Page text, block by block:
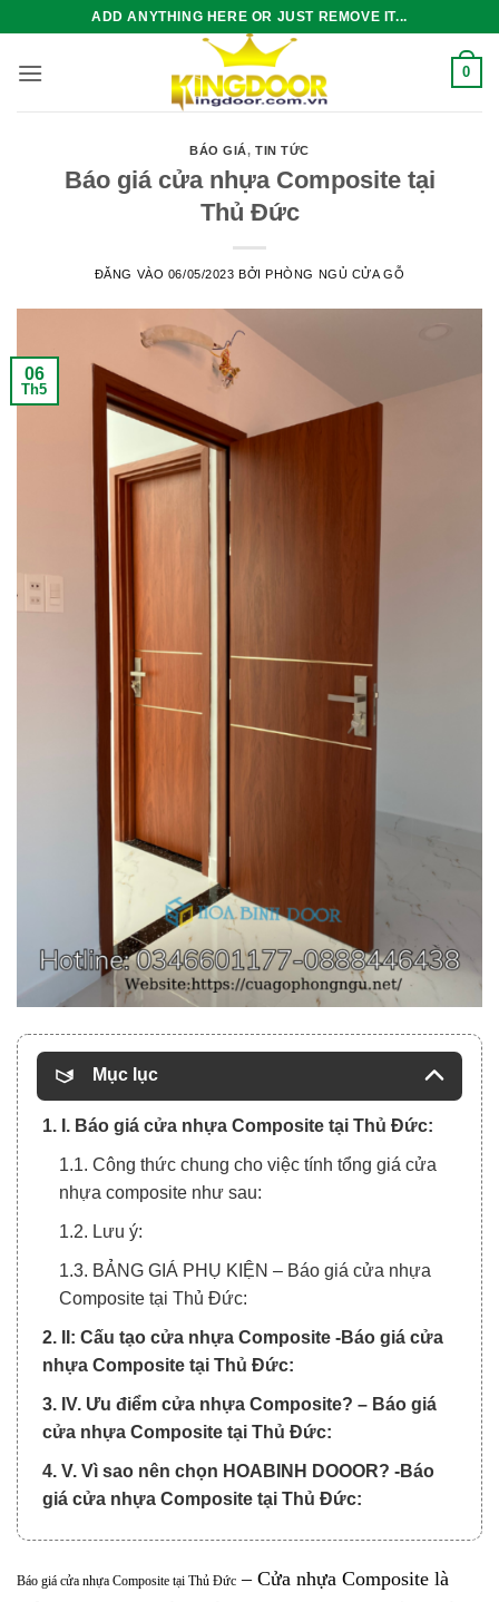
nội
ADD ANYTHING HERE OR JUST REMOVE IT...
0
BÁO GIÁ,TIN TỨC
Báo giá cửa nhựa Composite tại
Thủ Đức
ĐĂNG VÀO 06/05/2023 BỞIPHÒNG NGỦ CỬA GỖ
06
Th5
Mục lục
1. I. Báo giá cửa nhựa Composite tại Thủ Đức:
1.1. Công thức chung cho việc tính tổng giá cửa
nhựa composite như sau:
1.2. Lưu ý:
1.3. BẢNG GIÁ PHỤ KIỆN – Báo giá cửa nhựa
Composite tại Thủ Đức:
2. II: Cấu tạo cửa nhựa Composite -Báo giá cửa
nhựa Composite tại Thủ Đức:
3. IV. Ưu điểm cửa nhựa Composite? – Báo giá
cửa nhựa Composite tại Thủ Đức:
4. V. Vì sao nên chọn HOABINH DOOOR? -Báo
giá cửa nhựa Composite tại Thủ Đức:
Báo giá cửa nhựa Composite tại Thủ Đức – Cửa nhựa Composite là